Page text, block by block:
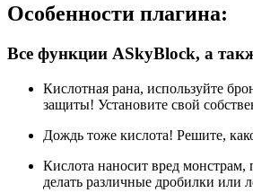
Особенности плагина:
Все функции ASkyBlock, а
Кислотная рана, используйте
защиты! Установите свой
Дождь тоже кислота! Решите,
Кислота наносит вред монстрам,
делать различные дробилки или